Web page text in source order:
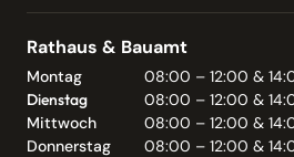
Rathaus & Bauamt
Montag
08:00 – 12:00 &
Dienstag
08:00 – 12:00 &
Mittwoch
08:00 – 12:00 &
Donnerstag
08:00 – 12:00 &